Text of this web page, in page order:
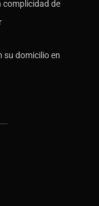
complicidad de
su domicilio en